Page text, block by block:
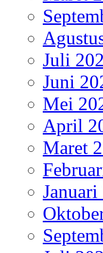
Juli
Juni
Mei
April
Maret
Januari